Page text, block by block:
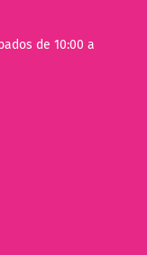
de 10:00 a